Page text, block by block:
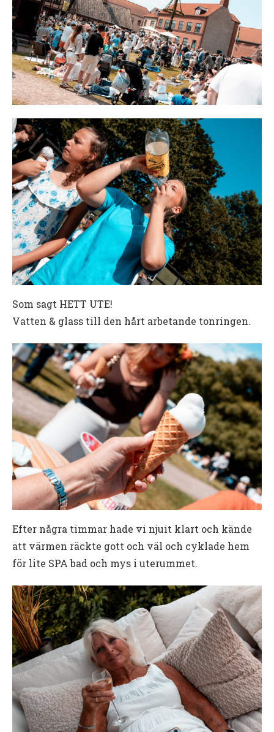
Som sagt HETT UTE!
Vatten & glass till den hårt arbetande tonringen.
Efter några timmar hade vi njuit klart och kände
att värmen räckte gott och väl och cyklade hem
för lite SPA bad och mys i uterummet.